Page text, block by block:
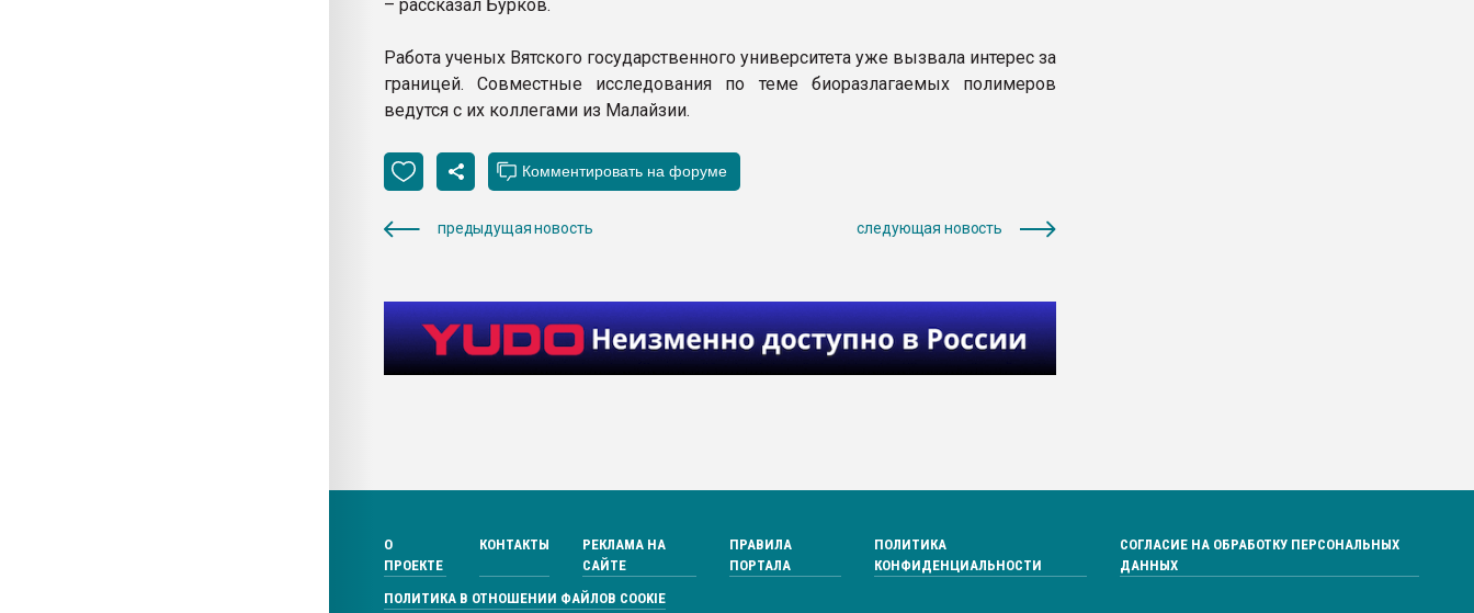
– рассказал Бурков.
Работа ученых Вятского государственного университета уже вызвала интерес за
границей. Совместные исследования по теме биоразлагаемых полимеров
ведутся с их коллегами из Малайзии.
предыдущая новость следующая новость
О
ПРОЕКТЕ
КОНТАКТЫ
РЕКЛАМА НА
САЙТЕ
ПРАВИЛА
ПОРТАЛА
ПОЛИТИКА
КОНФИДЕНЦИАЛЬНОСТИ
СОГЛАСИЕ НА ОБРАБОТКУ ПЕРСОНАЛЬНЫХ
ДАННЫХ
ПОЛИТИКА В ОТНОШЕНИИ ФАЙЛОВ COOKIE